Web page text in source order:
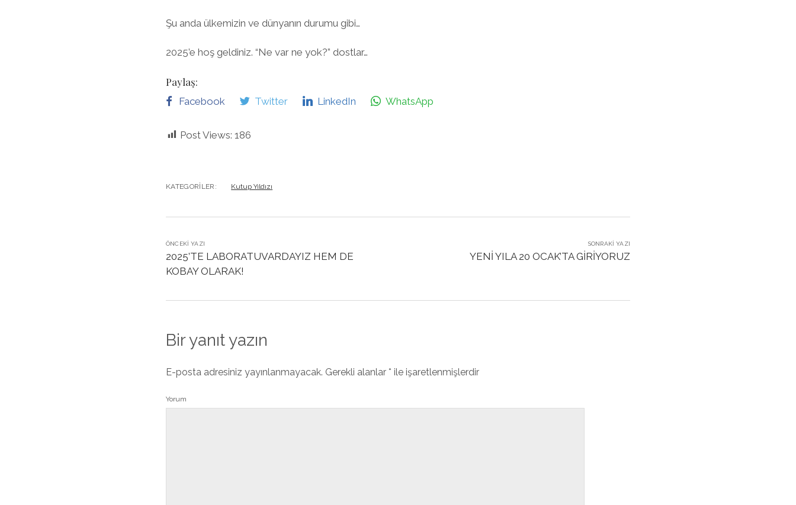
Şu anda ülkemizin ve dünyanın durumu gibi…
2025’e hoş geldiniz. “Ne var ne yok?” dostlar…
Paylaş:
Facebook Twitter LinkedIn WhatsApp
Post Views: 186
KATEGORILER: Kutup Yıldızı
ÖNCEKI YAZI
2025’TE LABORATUVARDAYIZ HEM DE
KOBAY OLARAK!
SONRAKI YAZI
YENİ YILA 20 OCAK’TA GİRİYORUZ
Bir yanıt yazın
E-posta adresiniz yayınlanmayacak. Gerekli alanlar * ile işaretlenmişlerdir
Yorum